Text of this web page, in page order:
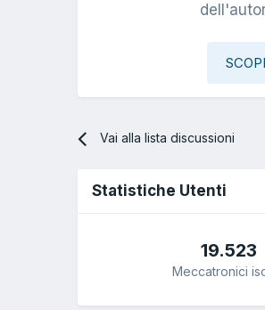
Vai alla lista discussioni
Statistiche Utenti
19.523
Meccatronici